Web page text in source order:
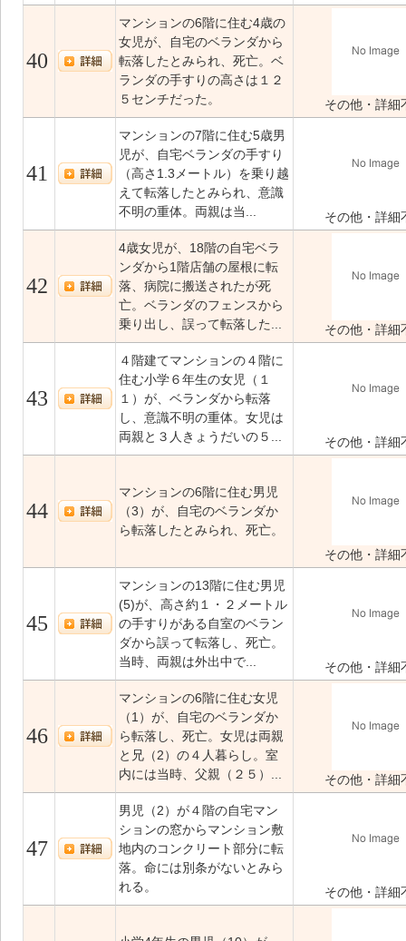
40
マンションの6階に住む4歳の
女児が、自宅のベランダから
転落したとみられ、死亡。ベ
ランダの手すりの高さは１２
５センチだった。
その他・詳細
41
マンションの7階に住む5歳男
児が、自宅ベランダの手すり
（高さ1.3メートル）を乗り越
えて転落したとみられ、意識
不明の重体。両親は当...
その他・詳細
42
4歳女児が、18階の自宅ベラ
ンダから1階店舗の屋根に転
落、病院に搬送されたが死
亡。ベランダのフェンスから
乗り出し、誤って転落した...
その他・詳細
43
４階建てマンションの４階に
住む小学６年生の女児（１
１）が、ベランダから転落
し、意識不明の重体。女児は
両親と３人きょうだいの５...
その他・詳細
44
マンションの6階に住む男児
（3）が、自宅のベランダか
ら転落したとみられ、死亡。
その他・詳細
45
マンションの13階に住む男児
(5)が、高さ約１・２メートル
の手すりがある自室のベラン
ダから誤って転落し、死亡。
当時、両親は外出中で...
その他・詳細
46
マンションの6階に住む女児
（1）が、自宅のベランダか
ら転落し、死亡。女児は両親
と兄（2）の４人暮らし。室
内には当時、父親（２５）...
その他・詳細
47
男児（2）が４階の自宅マン
ションの窓からマンション敷
地内のコンクリート部分に転
落。命には別条がないとみら
れる。
その他・詳細